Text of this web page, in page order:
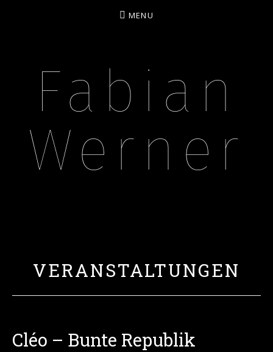
Fabian
Werner
MENU
VERANSTALTUNGEN
Cléo – Bunte Republik